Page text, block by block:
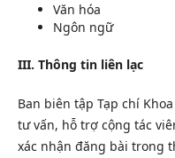
Văn hóa
Ngôn ngữ
III. Thông tin liên lạc
Ban biên tập Tạp chí
tư vấn, hỗ trợ cộng tác
xác nhận đăng bài trong